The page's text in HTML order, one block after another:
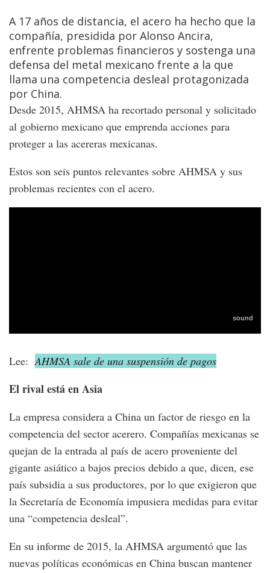
A 17 años de distancia, el acero ha hecho que la
compañía, presidida por Alonso Ancira,
enfrente problemas financieros y sostenga una
defensa del metal mexicano frente a la que
llama una competencia desleal protagonizada
por China.
Desde 2015, AHMSA ha recortado personal y solicitado
al gobierno mexicano que emprenda acciones para
proteger a las acereras mexicanas.
Estos son seis puntos relevantes sobre AHMSA y sus
problemas recientes con el acero.
Lee: AHMSA sale de una suspensión de pagos
El rival está en Asia
La empresa considera a China un factor de riesgo en la
competencia del sector acerero. Compañías mexicanas se
quejan de la entrada al país de acero proveniente del
gigante asiático a bajos precios debido a que, dicen, ese
país subsidia a sus productores, por lo que exigieron que
la Secretaría de Economía impusiera medidas para evitar
una “competencia desleal”.
En su informe de 2015, la AHMSA argumentó que las
nuevas políticas económicas en China buscan mantener